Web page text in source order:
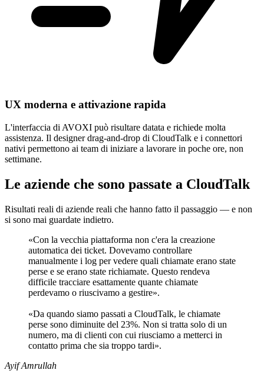
UX moderna e attivazione rapida
L'interfaccia di AVOXI può risultare datata e richiede molta
assistenza. Il designer drag-and-drop di CloudTalk e i connettori
nativi permettono ai team di iniziare a lavorare in poche ore, non
settimane.
Le aziende che sono passate a CloudTalk
Risultati reali di aziende reali che hanno fatto il passaggio — e non
si sono mai guardate indietro.
«Con la vecchia piattaforma non c'era la creazione
automatica dei ticket. Dovevamo controllare
manualmente i log per vedere quali chiamate erano state
perse e se erano state richiamate. Questo rendeva
difficile tracciare esattamente quante chiamate
perdevamo o riuscivamo a gestire».
«Da quando siamo passati a CloudTalk, le chiamate
perse sono diminuite del 23%. Non si tratta solo di un
numero, ma di clienti con cui riusciamo a metterci in
contatto prima che sia troppo tardi».
Ayif Amrullah